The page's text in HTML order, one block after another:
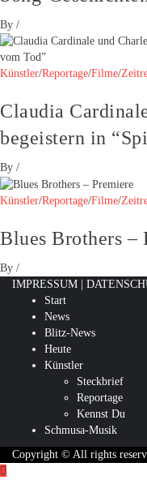
By /
Künstler/Reportage/Filme/
Claudia
begeistern in
By /
Künstler/Reportage/Filme/
Blues Brothers –
By /
IMPRESSUM
Start
News
Blitz-News
Heute
Künstler
Steckbrief
Reportage
Kennst Du
Schmusa-Musik
Copyright © All rights